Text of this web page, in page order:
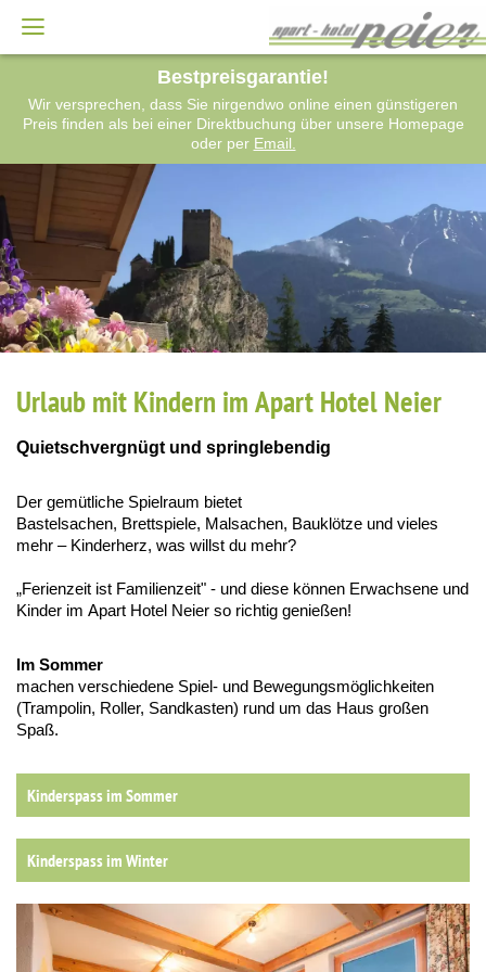
Urlaub mit Kindern im Apart Hotel Neier
Quietschvergnügt und springlebendig
Der gemütliche Spielraum bietet
Bastelsachen, Brettspiele, Malsachen, Bauklötze und vieles
mehr – Kinderherz, was willst du mehr?
„Ferienzeit ist Familienzeit" - und diese können Erwachsene und
Kinder im Apart Hotel Neier so richtig genießen!
Im Sommer
machen verschiedene Spiel- und Bewegungsmöglichkeiten
(Trampolin, Roller, Sandkasten) rund um das Haus großen
Spaß.
Kinderspass im Sommer
Kinderspass im Winter
Bestpreisgarantie!
Wir versprechen, dass Sie nirgendwo online einen günstigeren
Preis finden als bei einer Direktbuchung über unsere Homepage
oder per Email.